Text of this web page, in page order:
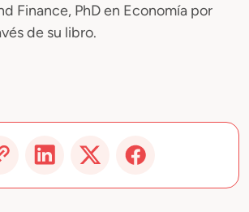
Finance, PhD en Economía por
de su libro.